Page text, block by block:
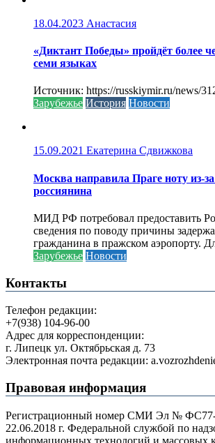
18.04.2023 Анастасия
«Диктант Победы» пройдёт более
семи языках
Источник: https://russkiymir.ru/news/
Зарубежье История Новости
15.09.2021 Екатерина Сдвижкова
Москва направила Праге ноту из-
россиянина
МИД РФ потребовал предоставить
сведения по поводу причины
гражданина в пражском аэропорту.
Зарубежье Новости
Контакты
Телефон редакции:
+7(938) 104-96-00
Адрес для корреспонденции:
г. Липецк ул. Октябрьская д. 73
Электронная почта редакции:
Правовая информация
Регистрационный номер СМИ Эл № ФС77-
22.06.2018 г. Федеральной службой по
информационных технологий и массовых